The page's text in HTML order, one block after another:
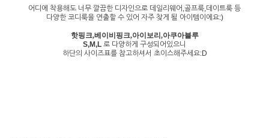
어디에 착용해도 너무 깔끔한 디자인으로 데일리웨어,골프룩,데이트룩 등
다양한 코디룩을 연출할 수 있어 자주 찾게 될 아이템이에요:)
핫핑크,베이비핑크,아이보리,아쿠아블루
S,M,L 로 다양하게 구성되어있으니
하단의 사이즈표를 참고하셔서 초이스해주세요:D